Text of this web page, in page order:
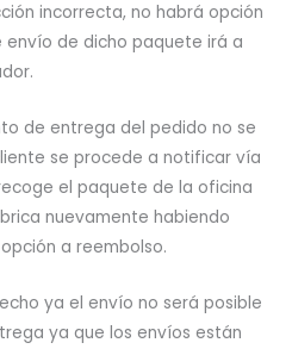
incorrecta, no habrá opción
envío de dicho paquete irá a
de entrega del pedido no se
se procede a notificar vía
el paquete de la oficina
nuevamente habiendo
a reembolso.
ya el envío no será posible
ya que los envíos están